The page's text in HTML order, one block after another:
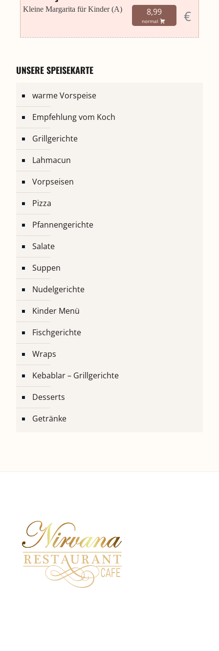
8,99
normal €
Kleine Margarita für Kinder (A)
UNSERE SPEISEKARTE
warme Vorspeise
Empfehlung vom Koch
Grillgerichte
Lahmacun
Vorpseisen
Pizza
Pfannengerichte
Salate
Suppen
Nudelgerichte
Kinder Menü
Fischgerichte
Wraps
Kebablar – Grillgerichte
Desserts
Getränke